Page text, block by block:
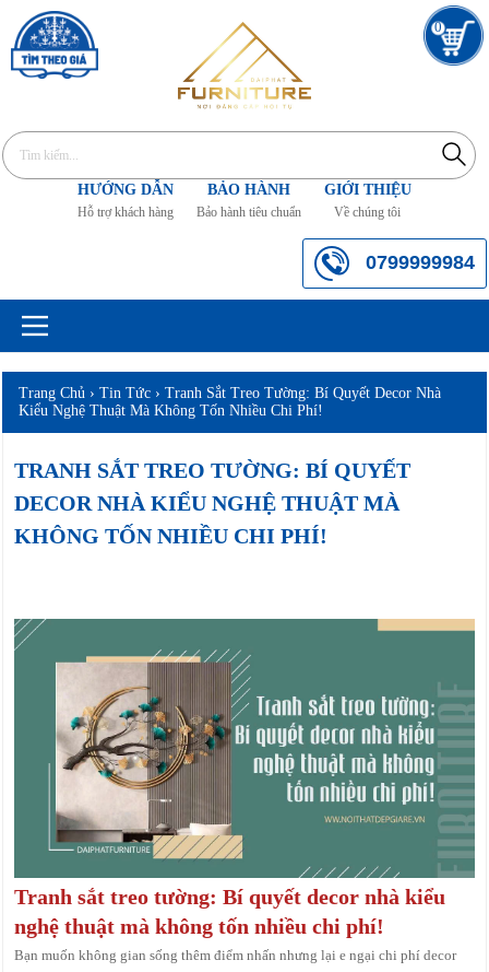
0
HƯỚNG DẪN
Hỗ trợ khách hàng
BẢO HÀNH
Bảo hành tiêu chuẩn
GIỚI THIỆU
Về chúng tôi
0799999984
Trang Chủ ›Tin Tức ›Tranh Sắt Treo Tường: Bí Quyết Decor Nhà
Kiểu Nghệ Thuật Mà Không Tốn Nhiều Chi Phí!
TRANH SẮT TREO TƯỜNG: BÍ QUYẾT
DECOR NHÀ KIỂU NGHỆ THUẬT MÀ
KHÔNG TỐN NHIỀU CHI PHÍ!
Tranh sắt treo tường: Bí quyết decor nhà kiểu
nghệ thuật mà không tốn nhiều chi phí!
Bạn muốn không gian sống thêm điểm nhấn nhưng lại e ngại chi phí decor